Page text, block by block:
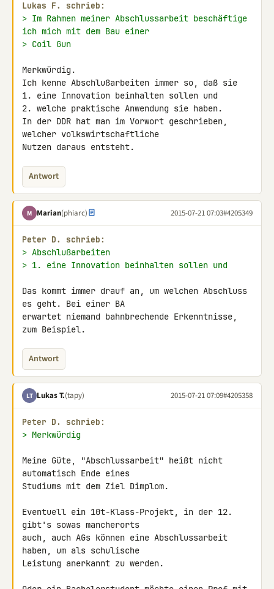
Lukas F. schrieb:
> Im Rahmen meiner Abschlussarbeit beschäftige
ich mich mit dem Bau einer
> Coil Gun
Merkwürdig.
Ich kenne Abschlußarbeiten immer so, daß sie
1. eine Innovation beinhalten sollen und
2. welche praktische Anwendung sie haben.
In der DDR hat man im Vorwort geschrieben,
welcher volkswirtschaftliche
Nutzen daraus entsteht.
Antwort
M Marian(phiarc) 2015-07-21 07:03#4205349
Peter D. schrieb:
> Abschlußarbeiten
> 1. eine Innovation beinhalten sollen und
Das kommt immer drauf an, um welchen Abschluss
es geht. Bei einer BA
erwartet niemand bahnbrechende Erkenntnisse,
zum Beispiel.
Antwort
LT Lukas T.(tapy) 2015-07-21 07:09#4205358
Peter D. schrieb:
> Merkwürdig
Meine Güte, "Abschlussarbeit" heißt nicht
automatisch Ende eines
Studiums mit dem Ziel Dimplom.
Eventuell ein 10t-Klass-Projekt, in der 12.
gibt's sowas mancherorts
auch, auch AGs können eine Abschlussarbeit
haben, um als schulische
Leistung anerkannt zu werden.